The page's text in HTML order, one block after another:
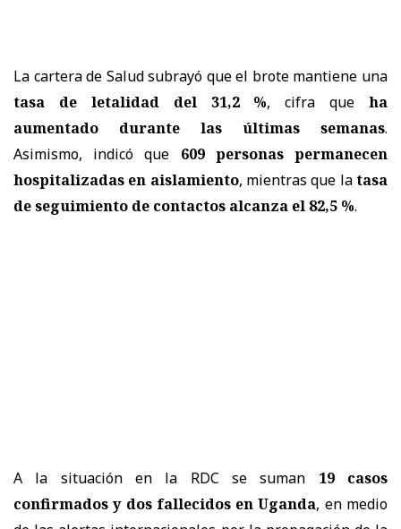
La cartera de Salud subrayó que el brote mantiene una
tasa de letalidad del 31,2 %, cifra que ha
aumentado durante las últimas semanas.
Asimismo, indicó que 609 personas permanecen
hospitalizadas en aislamiento, mientras que latasa
de seguimiento de contactos alcanza el 82,5 %.
A la situación en la RDC se suman 19 casos
confirmados y dos fallecidos en Uganda, en medio